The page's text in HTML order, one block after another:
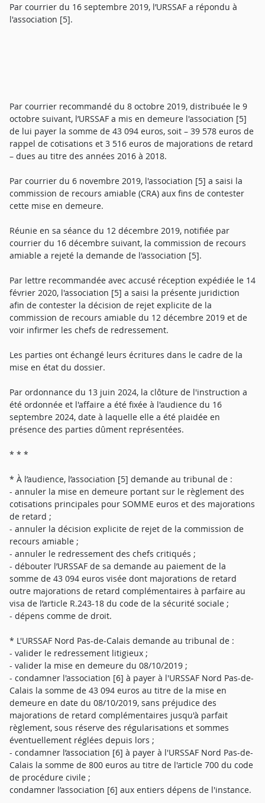
Par courrier du 16 septembre 2019, l’URSSAF a répondu à
l'association [5].
Par courrier recommandé du 8 octobre 2019, distribuée le 9
octobre suivant, l’URSSAF a mis en demeure l'association [5]
de lui payer la somme de 43 094 euros, soit – 39 578 euros de
rappel de cotisations et 3 516 euros de majorations de retard
– dues au titre des années 2016 à 2018.
Par courrier du 6 novembre 2019, l'association [5] a saisi la
commission de recours amiable (CRA) aux fins de contester
cette mise en demeure.
Réunie en sa séance du 12 décembre 2019, notifiée par
courrier du 16 décembre suivant, la commission de recours
amiable a rejeté la demande de l'association [5].
Par lettre recommandée avec accusé réception expédiée le 14
février 2020, l'association [5] a saisi la présente juridiction
afin de contester la décision de rejet explicite de la
commission de recours amiable du 12 décembre 2019 et de
voir infirmer les chefs de redressement.
Les parties ont échangé leurs écritures dans le cadre de la
mise en état du dossier.
Par ordonnance du 13 juin 2024, la clôture de l'instruction a
été ordonnée et l'affaire a été fixée à l'audience du 16
septembre 2024, date à laquelle elle a été plaidée en
présence des parties dûment représentées.
* * *
* À l’audience, l’association [5] demande au tribunal de :
- annuler la mise en demeure portant sur le règlement des
cotisations principales pour SOMME euros et des majorations
de retard ;
- annuler la décision explicite de rejet de la commission de
recours amiable ;
- annuler le redressement des chefs critiqués ;
- débouter l’URSSAF de sa demande au paiement de la
somme de 43 094 euros visée dont majorations de retard
outre majorations de retard complémentaires à parfaire au
visa de l’article R.243-18 du code de la sécurité sociale ;
- dépens comme de droit.
* L'URSSAF Nord Pas-de-Calais demande au tribunal de :
- valider le redressement litigieux ;
- valider la mise en demeure du 08/10/2019 ;
- condamner l'association [6] à payer à l'URSSAF Nord Pas-de-
Calais la somme de 43 094 euros au titre de la mise en
demeure en date du 08/10/2019, sans préjudice des
majorations de retard complémentaires jusqu'à parfait
règlement, sous réserve des régularisations et sommes
éventuellement réglées depuis lors ;
- condamner l’association [6] à payer à l'URSSAF Nord Pas-de-
Calais la somme de 800 euros au titre de l'article 700 du code
de procédure civile ;
condamner l’association [6] aux entiers dépens de l'instance.